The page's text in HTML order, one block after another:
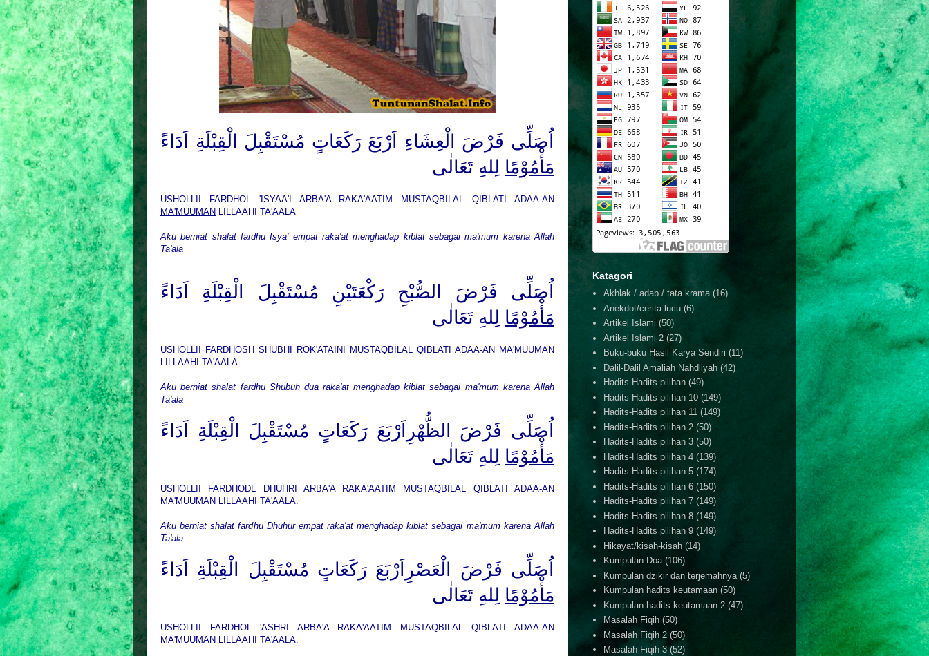
اُصَلِّى فَرْضَ الْعِشَاءِ اَرْبَعَ رَكَعَاتٍ مُسْتَقْبِلَ الْقِبْلَةِ اَدَاءً
مَأْمُوْمًا لِلهِ تَعَالٰى
USHOLLII FARDHOL 'ISYAA'I ARBA'A RAKA'AATIM MUSTAQBILAL QIBLATI ADAA-AN
MA'MUUMAN LILLAAHI TA'AALA
Aku berniat shalat fardhu Isya' empat raka'at menghadap kiblat sebagai ma'mum karena Allah
Ta'ala
اُصَلِّى فَرْضَ الصُّبْحِ رَكْعَتَيْنِ مُسْتَقْبِلَ الْقِبْلَةِ اَدَاءً
مَأْمُوْمًا لِلهِ تَعَالٰى
USHOLLII FARDHOSH SHUBHI ROK'ATAINI MUSTAQBILAL QIBLATI ADAA-AN MA'MUUMAN
LILLAAHI TA'AALA.
Aku berniat shalat fardhu Shubuh dua raka'at menghadap kiblat sebagai ma'mum karena Allah
Ta'ala
اُصَلِّى فَرْضَ الظُّهْرِاَرْبَعَ رَكَعَاتٍ مُسْتَقْبِلَ الْقِبْلَةِ اَدَاءً
مَأْمُوْمًا لِلهِ تَعَالٰى
USHOLLII FARDHODL DHUHRI ARBA'A RAKA'AATIM MUSTAQBILAL QIBLATI ADAA-AN
MA'MUUMAN LILLAAHI TA'AALA.
Aku berniat shalat fardhu Dhuhur empat raka'at menghadap kiblat sebagai ma'mum karena Allah
Ta'ala
اُصَلِّى فَرْضَ الْعَصْرِاَرْبَعَ رَكَعَاتٍ مُسْتَقْبِلَ الْقِبْلَةِ اَدَاءً
مَأْمُوْمًا لِلهِ تَعَالٰى
USHOLLII FARDHOL 'ASHRI ARBA'A RAKA'AATIM MUSTAQBILAL QIBLATI ADAA-AN
MA'MUUMAN LILLAAHI TA'AALA.
Katagori
Akhlak / adab / tata krama (16)
Anekdot/cerita lucu (6)
Artikel Islami (50)
Artikel Islami 2 (27)
Buku-buku Hasil Karya Sendiri (11)
Dalil-Dalil Amaliah Nahdliyah (42)
Hadits-Hadits pilihan (49)
Hadits-Hadits pilihan 10 (149)
Hadits-Hadits pilihan 11 (149)
Hadits-Hadits pilihan 2 (50)
Hadits-Hadits pilihan 3 (50)
Hadits-Hadits pilihan 4 (139)
Hadits-Hadits pilihan 5 (174)
Hadits-Hadits pilihan 6 (150)
Hadits-Hadits pilihan 7 (149)
Hadits-Hadits pilihan 8 (149)
Hadits-Hadits pilihan 9 (149)
Hikayat/kisah-kisah (14)
Kumpulan Doa (106)
Kumpulan dzikir dan terjemahnya (5)
Kumpulan hadits keutamaan (50)
Kumpulan hadits keutamaan 2 (47)
Masalah Fiqih (50)
Masalah Fiqih 2 (50)
Masalah Fiqih 3 (52)